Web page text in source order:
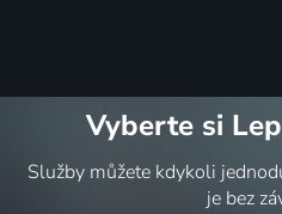
Vyberte si
Služby můžete kdykoli
je bez